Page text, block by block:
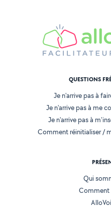
QUESTIONS
Je n'arrive pas à
Je n'arrive pas à me
Je n'arrive pas à
Comment réinitialiser /
Qui
Comment